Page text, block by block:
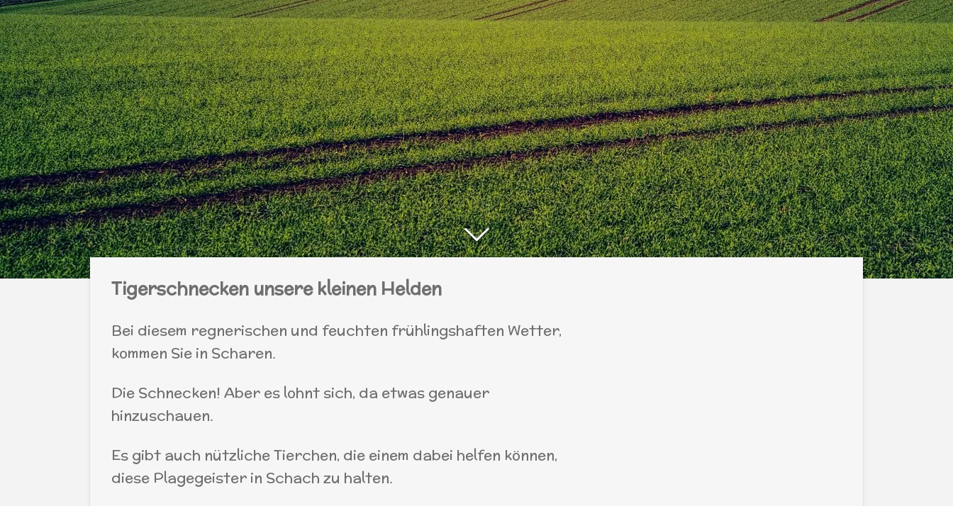
Tigerschnecken unsere kleinen Helden
Bei diesem regnerischen und feuchten frühlingshaften Wetter,
kommen Sie in Scharen.
Die Schnecken! Aber es lohnt sich, da etwas genauer
hinzuschauen.
Es gibt auch nützliche Tierchen, die einem dabei helfen können,
diese Plagegeister in Schach zu halten.